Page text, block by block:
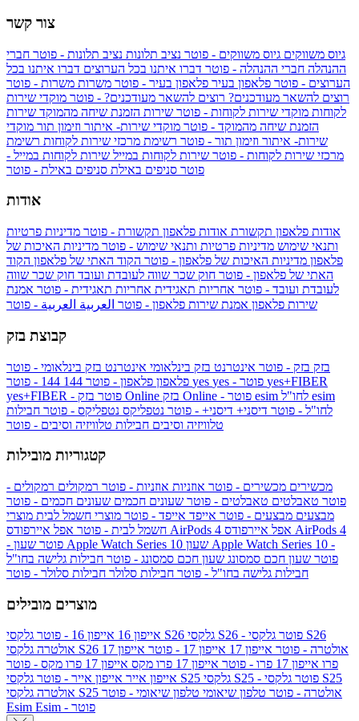
צור קשר
גיוס משווקים גיוס משווקים - פוטר נציב תלונות נציב תלונות - פוטר חברי
ההנהלה חברי ההנהלה - פוטר דברו איתנו בכל הערוצים דברו איתנו בכל
הערוצים - פוטר פלאפון בעיר פלאפון בעיר - פוטר משרות משרות - פוטר
רוצים להשאר מעודכנים? רוצים להשאר מעודכנים? - פוטר מוקדי שירות
לקוחות מוקדי שירות לקוחות - פוטר שירות הזמנת שיחה מהמוקד שירות
הזמנת שיחה מהמוקד - פוטר מוקדי שירות- איתור וזימון תור מוקדי
שירות- איתור וזימון תור - פוטר רשימת מרכזי שירות לקוחות רשימת
מרכזי שירות לקוחות - פוטר שירות לקוחות במייל שירות לקוחות במייל -
פוטר סניפים באילת סניפים באילת - פוטר
אודות
אודות פלאפון תקשורת אודות פלאפון תקשורת - פוטר מדיניות פרטיות
ותנאי שימוש מדיניות פרטיות ותנאי שימוש - פוטר מדיניות האיכות של
פלאפון מדיניות האיכות של פלאפון - פוטר הקוד האתי של פלאפון הקוד
האתי של פלאפון - פוטר חוק שכר שווה לעובדת ועובד חוק שכר שווה
לעובדת ועובד - פוטר אחריות תאגידית אחריות תאגידית - פוטר אמנת
שירות פלאפון אמנת שירות פלאפון - פוטר العربية العربية - פוטר
קבוצת בזק
בזק בזק - פוטר אינטרנט בזק בינלאומי אינטרנט בזק בינלאומי - פוטר
פלאפון פלאפון - פוטר 144 yes
yes+FIBER
yes+FIBER - פוטר בזק Online
esim
לחו"ל - פוטר דיסני+ דיסני+ - פוטר נטפליקס נטפליקס - פוטר חבילות
טלוויזיה וסיבים חבילות טלוויזיה וסיבים - פוטר
קטגוריות מובילות
מכשירים מכשירים - פוטר אוזניות אוזניות - פוטר רמקולים רמקולים -
פוטר טאבלטים טאבלטים - פוטר שעונים חכמים שעונים חכמים - פוטר
מבצעים מבצעים - פוטר אייפד אייפד - פוטר מוצרי חשמל לבית מוצרי
חשמל לבית - פוטר אפל איירפודס AirPods 4 אפל איירפודס AirPods 4
- פוטר שעון Apple Watch Series 10 שעון Apple Watch Series 10 -
פוטר שעון חכם סמסונג שעון חכם סמסונג - פוטר חבילות גלישה בחו"ל
חבילות גלישה בחו"ל - פוטר חבילות סלולר חבילות סלולר - פוטר
מוצרים מובילים
אייפון 16 אייפון 16 - פוטר גלקסי S26 גלקסי S26 - פוטר גלקסי S26
אולטרה
גלקסי S26 אולטרה - פוטר אייפון 17 אייפון 17 - פוטר
אייפון 17
פרו אייפון 17 פרו - פוטר אייפון 17 פרו מקס
אייפון 17 פרו מקס - פוטר
אייפון אייר אייפון אייר - פוטר גלקסי S25 גלקסי S25 - פוטר גלקסי S25
אולטרה
גלקסי S25 אולטרה - פוטר טלפון שיאומי טלפון שיאומי - פוטר
Esim
Esim - פוטר